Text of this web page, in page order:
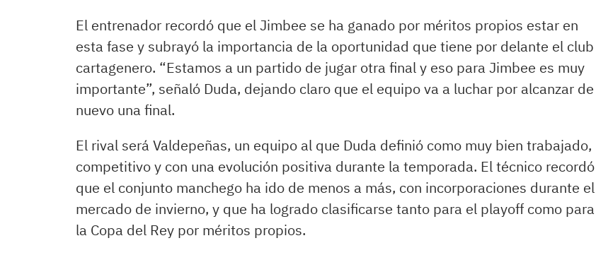
El entrenador recordó que el Jimbee se ha ganado por méritos propios estar en
esta fase y subrayó la importancia de la oportunidad que tiene por delante el club
cartagenero. “Estamos a un partido de jugar otra final y eso para Jimbee es muy
importante”, señaló Duda, dejando claro que el equipo va a luchar por alcanzar de
nuevo una final.
El rival será Valdepeñas, un equipo al que Duda definió como muy bien trabajado,
competitivo y con una evolución positiva durante la temporada. El técnico recordó
que el conjunto manchego ha ido de menos a más, con incorporaciones durante el
mercado de invierno, y que ha logrado clasificarse tanto para el playoff como para
la Copa del Rey por méritos propios.
que siempre ha sido
la Copa de España.
El cambio será en la
fase de
clasificación. Por un
lado serán los seis
mejores equipos del
torneo de Apertura